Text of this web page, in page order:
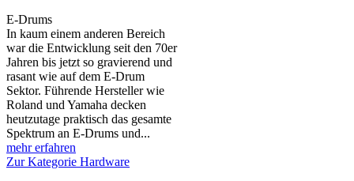
E-Drums
In kaum einem anderen Bereich
war die Entwicklung seit den 70er
Jahren bis jetzt so gravierend und
rasant wie auf dem E-Drum
Sektor. Führende Hersteller wie
Roland und Yamaha decken
heutzutage praktisch das gesamte
Spektrum an E-Drums und...
mehr erfahren
Zur Kategorie Hardware